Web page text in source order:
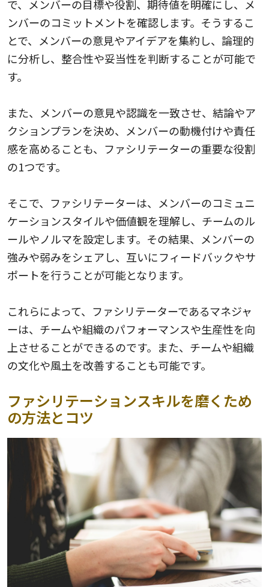
で、メンバーの目標や役割、期待値を明確にし、メ
ンバーのコミットメントを確認します。そうするこ
とで、メンバーの意見やアイデアを集約し、論理的
に分析し、整合性や妥当性を判断することが可能で
す。
また、メンバーの意見や認識を一致させ、結論やア
クションプランを決め、メンバーの動機付けや責任
感を高めることも、ファシリテーターの重要な役割
の1つです。
そこで、ファシリテーターは、メンバーのコミュニ
ケーションスタイルや価値観を理解し、チームのル
ールやノルマを設定します。その結果、メンバーの
強みや弱みをシェアし、互いにフィードバックやサ
ポートを行うことが可能となります。
これらによって、ファシリテーターであるマネジャ
ーは、チームや組織のパフォーマンスや生産性を向
上させることができるのです。また、チームや組織
の文化や風土を改善することも可能です。
ファシリテーションスキルを磨くため
の方法とコツ